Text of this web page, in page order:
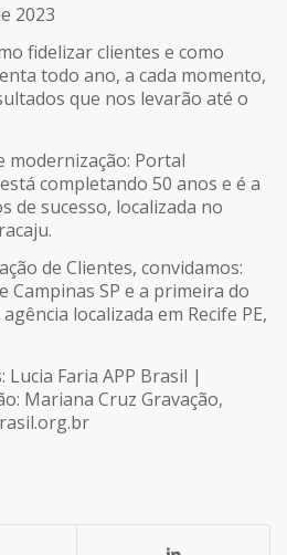
2023
fidelizar clientes e como
todo ano, a cada momento,
que nos levarão até o
modernização: Portal
completando 50 anos e é a
de sucesso, localizada no
de Clientes, convidamos:
Campinas SP e a primeira do
localizada em Recife PE,
Lucia Faria APP Brasil |
Mariana Cruz Gravação,